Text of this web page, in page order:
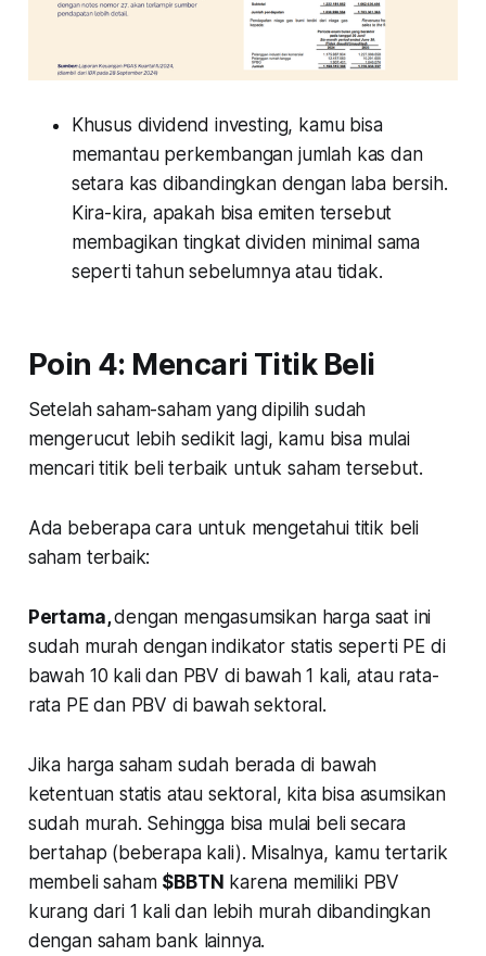
Khusus dividend investing, kamu bisa
memantau perkembangan jumlah kas dan
setara kas dibandingkan dengan laba bersih.
Kira-kira, apakah bisa emiten tersebut
membagikan tingkat dividen minimal sama
seperti tahun sebelumnya atau tidak.
Poin 4: Mencari Titik Beli
Setelah saham-saham yang dipilih sudah
mengerucut lebih sedikit lagi, kamu bisa mulai
mencari titik beli terbaik untuk saham tersebut.
Ada beberapa cara untuk mengetahui titik beli
saham terbaik:
Pertama,dengan mengasumsikan harga saat ini
sudah murah dengan indikator statis seperti PE di
bawah 10 kali dan PBV di bawah 1 kali, atau rata-
rata PE dan PBV di bawah sektoral.
Jika harga saham sudah berada di bawah
ketentuan statis atau sektoral, kita bisa asumsikan
sudah murah. Sehingga bisa mulai beli secara
bertahap (beberapa kali). Misalnya, kamu tertarik
membeli saham $BBTN karena memiliki PBV
kurang dari 1 kali dan lebih murah dibandingkan
dengan saham bank lainnya.